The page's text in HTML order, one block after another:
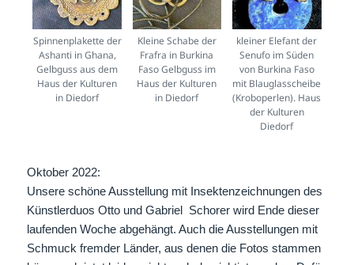
Spinnenplakette der
Ashanti in Ghana,
Gelbguss aus dem
Haus der Kulturen
in Diedorf
Kleine Schabe der
Frafra in Burkina
Faso Gelbguss im
Haus der Kulturen
in Diedorf
kleiner Elefant der
Senufo im Süden
von Burkina Faso
mit Blauglasscheibe
(Kroboperlen). Haus
der Kulturen
Diedorf
Oktober 2022:
Unsere schöne Ausstellung mit Insektenzeichnungen des
Künstlerduos Otto und Gabriel Schorer wird Ende dieser
laufenden Woche abgehängt. Auch die Ausstellungen mit
Schmuck fremder Länder, aus denen die Fotos stammen